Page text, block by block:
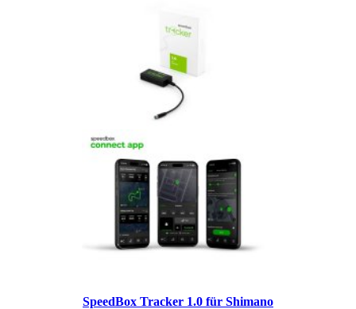
SpeedBox Tracker 1.0 für Shimano